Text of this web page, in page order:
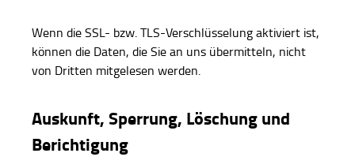
Wenn die SSL- bzw. TLS-Verschlüsselung aktiviert ist,
können die Daten, die Sie an uns übermitteln, nicht
von Dritten mitgelesen werden.
Auskunft, Sperrung, Löschung und
Berichtigung